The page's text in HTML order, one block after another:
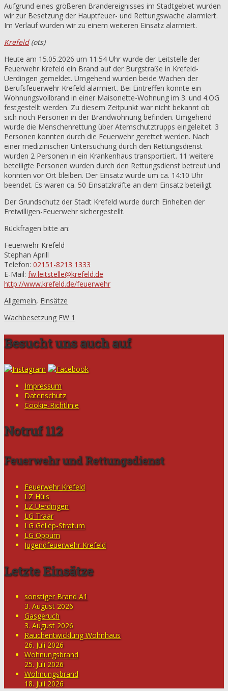
Aufgrund eines größeren Brandereignisses im Stadtgebiet wurden
wir zur Besetzung der Hauptfeuer- und Rettungswache alarmiert.
Im Verlauf wurden wir zu einem weiteren Einsatz alarmiert.
Krefeld(ots)
Heute am 15.05.2026 um 11:54 Uhr wurde der Leitstelle der
Feuerwehr Krefeld ein Brand auf der Burgstraße in Krefeld-
Uerdingen gemeldet. Umgehend wurden beide Wachen der
Berufsfeuerwehr Krefeld alarmiert. Bei Eintreffen konnte ein
Wohnungsvollbrand in einer Maisonette-Wohnung im 3. und 4.OG
festgestellt werden. Zu diesem Zeitpunkt war nicht bekannt ob
sich noch Personen in der Brandwohnung befinden. Umgehend
wurde die Menschenrettung über Atemschutztrupps eingeleitet. 3
Personen konnten durch die Feuerwehr gerettet werden. Nach
einer medizinischen Untersuchung durch den Rettungsdienst
wurden 2 Personen in ein Krankenhaus transportiert. 11 weitere
beteiligte Personen wurden durch den Rettungsdienst betreut und
konnten vor Ort bleiben. Der Einsatz wurde um ca. 14:10 Uhr
beendet. Es waren ca. 50 Einsatzkräfte an dem Einsatz beteiligt.
Der Grundschutz der Stadt Krefeld wurde durch Einheiten der
Freiwilligen-Feuerwehr sichergestellt.
Rückfragen bitte an:
Feuerwehr Krefeld
Stephan Aprill
Telefon: 02151-8213 1333
E-Mail: fw.leitstelle@krefeld.de
http://www.krefeld.de/feuerwehr
Allgemein, Einsätze
Wachbesetzung FW 1
Besucht uns auch auf
Impressum
Datenschutz
Cookie-Richtlinie
Notruf 112
Feuerwehr und Rettungsdienst
Feuerwehr Krefeld
LZ Hüls
LZ Uerdingen
LG Traar
LG Gellep-Stratum
LG Oppum
Jugendfeuerwehr Krefeld
Letzte Einsätze
sonstiger Brand A1
3. August 2026
Gasgeruch
3. August 2026
Rauchentwicklung Wohnhaus
26. Juli 2026
Wohnungsbrand
25. Juli 2026
Wohnungsbrand
18. Juli 2026